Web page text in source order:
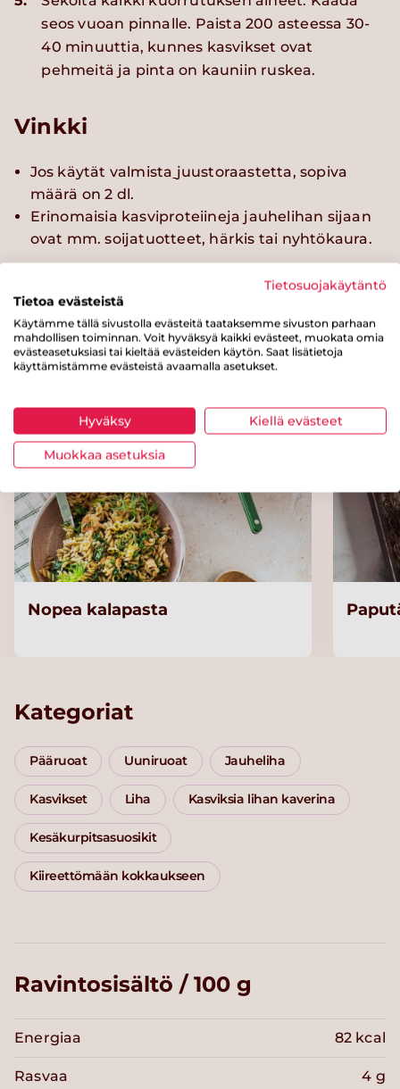
seos vuoan pinnalle. Paista 200 asteessa 30-
40 minuuttia, kunnes kasvikset ovat
pehmeitä ja pinta on kauniin ruskea.
Vinkki
Jos käytät valmista juustoraastetta, sopiva
määrä on 2 dl.
Erinomaisia kasviproteiineja jauhelihan sijaan
ovat mm. soijatuotteet, härkis tai nyhtökaura.
Kokeile myös näitä reseptejä
Nopea kalapasta
Kategoriat
Pääruoat Uuniruoat Jauheliha
Kasvikset Liha Kasviksia lihan kaverina
Kesäkurpitsasuosikit
Kiireettömään kokkaukseen
Ravintosisältö / 100 g
Energiaa 82 kcal
Rasvaa 4 g
Tietosuojakäytäntö
Tietoa evästeistä
Käytämme tällä sivustolla evästeitä taataksemme sivuston parhaan
mahdollisen toiminnan. Voit hyväksyä kaikki evästeet, muokata omia
evästeasetuksiasi tai kieltää evästeiden käytön. Saat lisätietoja
käyttämistämme evästeistä avaamalla asetukset.
Hyväksy Kiellä evästeet
Muokkaa asetuksia